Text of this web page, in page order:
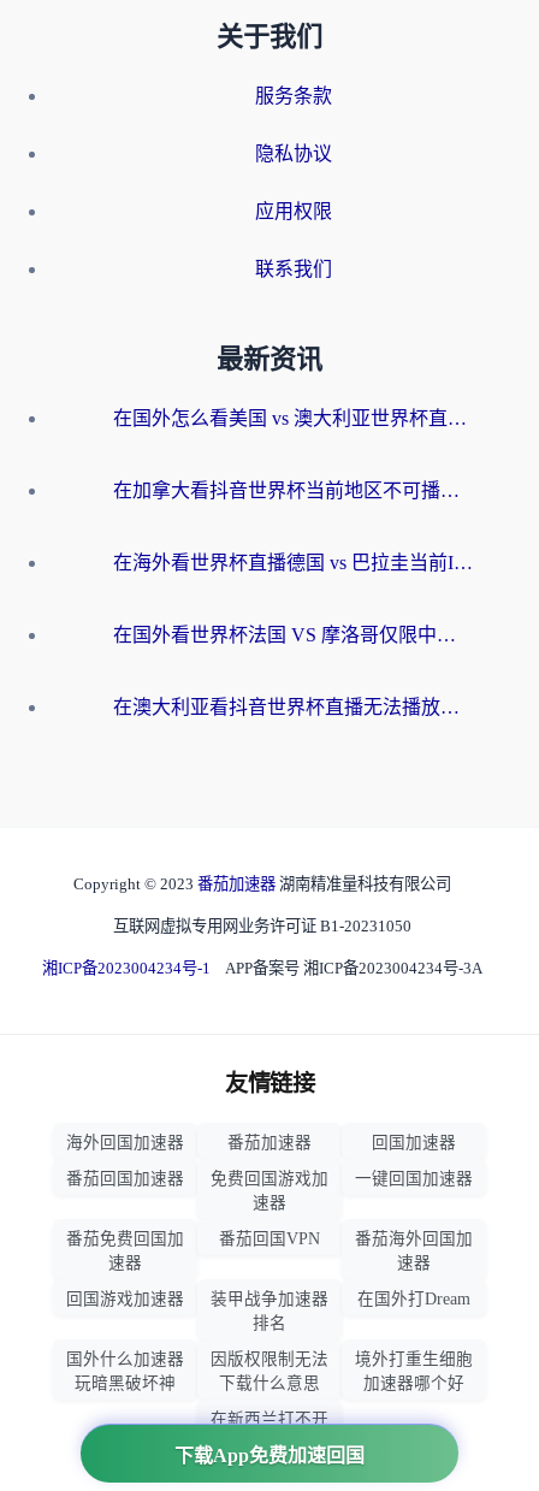
关于我们
服务条款
隐私协议
应用权限
联系我们
最新资讯
在国外怎么看美国 vs 澳大利亚世界杯直播？海外党必藏的中文解说观赛指南
在加拿大看抖音世界杯当前地区不可播放？海外党体育观赛终极指南
在海外看世界杯直播德国 vs 巴拉圭当前IP受限制？这篇指南帮你轻松解决地区限制
在国外看世界杯法国 VS 摩洛哥仅限中国大陆？别让地域限制拦下你的欢呼
在澳大利亚看抖音世界杯直播无法播放？海外党体育观赛终极指南来了！
下载App免费加速回国
Copyright © 2023 番茄加速器 湖南精准量科技有限公司
互联网虚拟专用网业务许可证 B1-20231050
湘ICP备2023004234号-1 APP备案号 湘ICP备2023004234号-3A
友情链接
海外回国加速器 番茄加速器
回国加速器
番茄回国加速器
免费回国游戏加
速器
一键回国加速器
番茄免费回国加
速器
番茄回国VPN
番茄海外回国加
速器
回国游戏加速器
装甲战争加速器
排名
在国外打Dream
国外什么加速器
玩暗黑破坏神
因版权限制无法
下载什么意思
境外打重生细胞
加速器哪个好
在新西兰打不开
大智慧怎么办